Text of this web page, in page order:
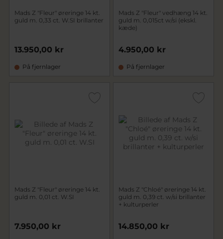
Mads Z "Fleur" øreringe 14 kt.
guld m. 0,33 ct. W.SI brillanter
13.950,00 kr
På fjernlager
Mads Z "Fleur" vedhæng 14 kt.
guld m. 0,015ct w/si (ekskl.
kæde)
4.950,00 kr
På fjernlager
Mads Z "Fleur" øreringe 14 kt.
guld m. 0,01 ct. W.SI
7.950,00 kr
Mads Z "Chloé" øreringe 14 kt.
guld m. 0,39 ct. w/si brillanter
+ kulturperler
14.850,00 kr